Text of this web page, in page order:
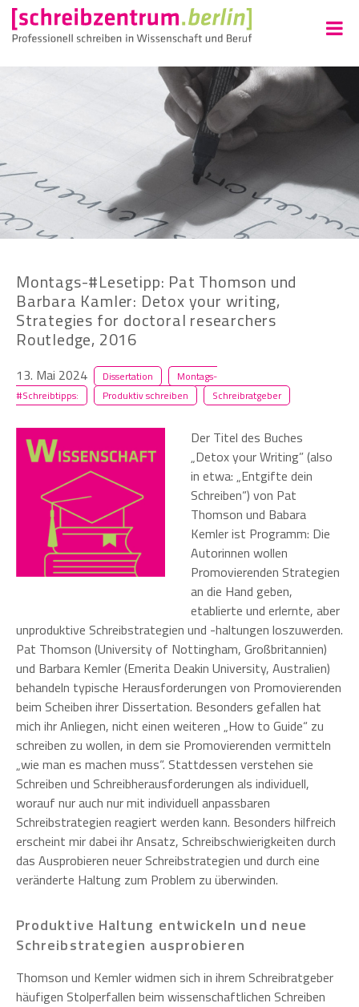
Montags-#Lesetipp: Pat Thomson und
Barbara Kamler: Detox your writing,
Strategies for doctoral researchers
Routledge, 2016
13. Mai 2024 Dissertation
Montags-
#Schreibtipps:
Produktiv schreiben Schreibratgeber
Der Titel des Buches
„Detox your Writing” (also
in etwa: „Entgifte dein
Schreiben“) von Pat
Thomson und Babara
Kemler ist Programm: Die
Autorinnen wollen
Promovierenden Strategien
an die Hand geben,
etablierte und erlernte, aber
unproduktive Schreibstrategien und -haltungen loszuwerden.
Pat Thomson (University of Nottingham, Großbritannien)
und Barbara Kemler (Emerita Deakin University, Australien)
behandeln typische Herausforderungen von Promovierenden
beim Scheiben ihrer Dissertation. Besonders gefallen hat
mich ihr Anliegen, nicht einen weiteren „How to Guide“ zu
schreiben zu wollen, in dem sie Promovierenden vermitteln
„wie man es machen muss“. Stattdessen verstehen sie
Schreiben und Schreibherausforderungen als individuell,
worauf nur auch nur mit individuell anpassbaren
Schreibstrategien reagiert werden kann. Besonders hilfreich
erscheint mir dabei ihr Ansatz, Schreibschwierigkeiten durch
das Ausprobieren neuer Schreibstrategien und durch eine
veränderte Haltung zum Problem zu überwinden.
Produktive Haltung entwickeln und neue
Schreibstrategien ausprobieren
Thomson und Kemler widmen sich in ihrem Schreibratgeber
häufigen Stolperfallen beim wissenschaftlichen Schreiben